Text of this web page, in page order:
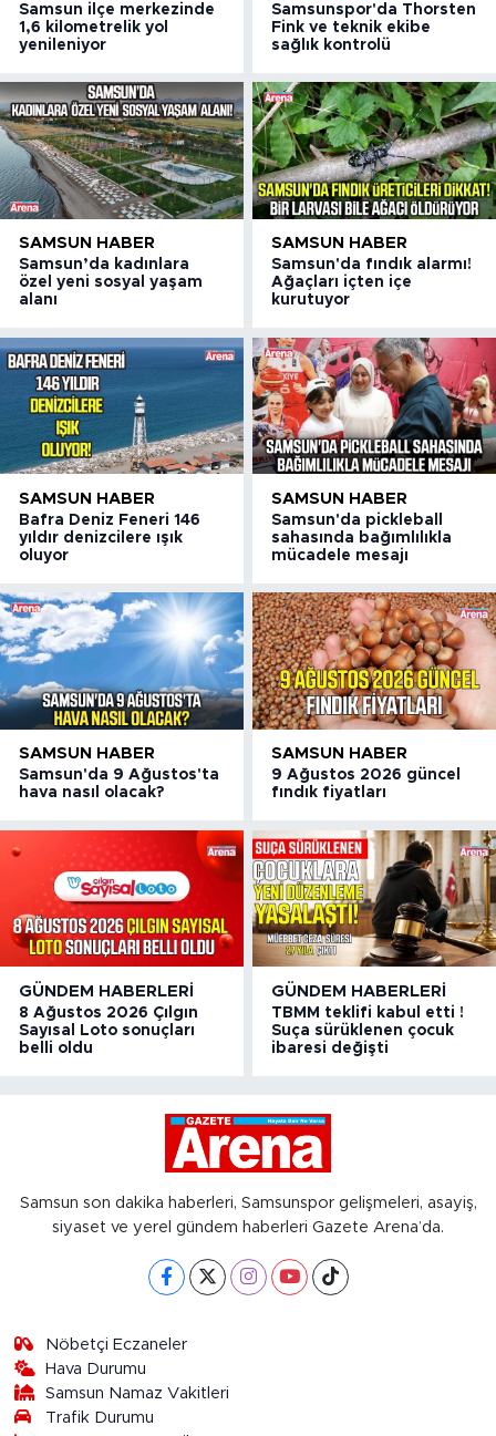
Samsun ilçe merkezinde
1,6 kilometrelik yol
yenileniyor
Samsunspor'da Thorsten
Fink ve teknik ekibe
sağlık kontrolü
SAMSUN HABER
Samsun’da kadınlara
özel yeni sosyal yaşam
alanı
SAMSUN HABER
Samsun'da fındık alarmı!
Ağaçları içten içe
kurutuyor
SAMSUN HABER
Bafra Deniz Feneri 146
yıldır denizcilere ışık
oluyor
SAMSUN HABER
Samsun'da pickleball
sahasında bağımlılıkla
mücadele mesajı
SAMSUN HABER
Samsun'da 9 Ağustos'ta
hava nasıl olacak?
SAMSUN HABER
9 Ağustos 2026 güncel
fındık fiyatları
GÜNDEM HABERLERI
8 Ağustos 2026 Çılgın
Sayısal Loto sonuçları
belli oldu
GÜNDEM HABERLERI
TBMM teklifi kabul etti !
Suça sürüklenen çocuk
ibaresi değişti
Samsun son dakika haberleri, Samsunspor gelişmeleri, asayiş,
siyaset ve yerel gündem haberleri Gazete Arena’da.
Nöbetçi Eczaneler
Hava Durumu
Samsun Namaz Vakitleri
Trafik Durumu